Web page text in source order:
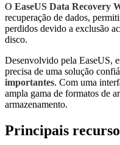
O EaseUS Data Recovery
recuperação de dados,
perdidos devido a exclusão
disco.
Desenvolvido pela EaseUS,
precisa de uma solução
importantes. Com uma
ampla gama de formatos de
armazenamento.
Principais